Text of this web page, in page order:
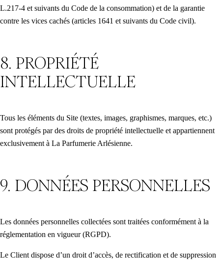
L.217-4 et suivants du Code de la consommation) et de la garantie
contre les vices cachés (articles 1641 et suivants du Code civil).
8. PROPRIÉTÉ
INTELLECTUELLE
Tous les éléments du Site (textes, images, graphismes, marques, etc.)
sont protégés par des droits de propriété intellectuelle et appartiennent
exclusivement à La Parfumerie Arlésienne.
9. DONNÉES PERSONNELLES
Les données personnelles collectées sont traitées conformément à la
réglementation en vigueur (RGPD).
Le Client dispose d’un droit d’accès, de rectification et de suppression